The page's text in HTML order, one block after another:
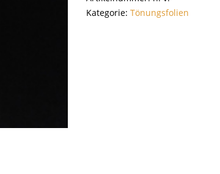
Kategorie: Tönungsfolien